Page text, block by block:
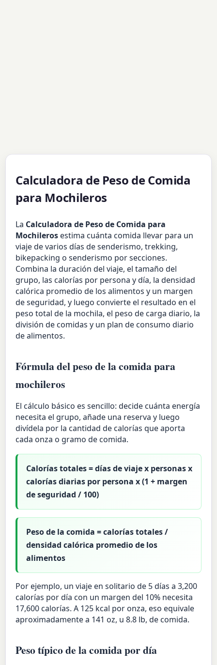
Calculadora de Peso de Comida
para Mochileros
La Calculadora de Peso de Comida para
Mochileros estima cuánta comida llevar para un
viaje de varios días de senderismo, trekking,
bikepacking o senderismo por secciones.
Combina la duración del viaje, el tamaño del
grupo, las calorías por persona y día, la densidad
calórica promedio de los alimentos y un margen
de seguridad, y luego convierte el resultado en el
peso total de la mochila, el peso de carga diario, la
división de comidas y un plan de consumo diario
de alimentos.
Fórmula del peso de la comida para
mochileros
El cálculo básico es sencillo: decide cuánta energía
necesita el grupo, añade una reserva y luego
divídela por la cantidad de calorías que aporta
cada onza o gramo de comida.
Calorías totales = días de viaje x personas x
calorías diarias por persona x (1 + margen
de seguridad / 100)
Peso de la comida = calorías totales /
densidad calórica promedio de los
alimentos
Por ejemplo, un viaje en solitario de 5 días a 3,200
calorías por día con un margen del 10% necesita
17,600 calorías. A 125 kcal por onza, eso equivale
aproximadamente a 141 oz, u 8.8 lb, de comida.
Peso típico de la comida por día